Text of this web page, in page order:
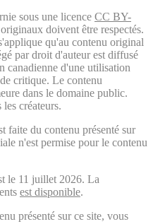
sous une licence CC BY-
doivent être respectés.
qu'au contenu original
par droit d'auteur est diffusé
canadienne d'une utilisation
critique. Le contenu
dans le domaine public.
créateurs.
faite du contenu présenté sur
n'est permise pour le contenu
le 11 juillet 2026. La
est disponible.
présenté sur ce site, vous